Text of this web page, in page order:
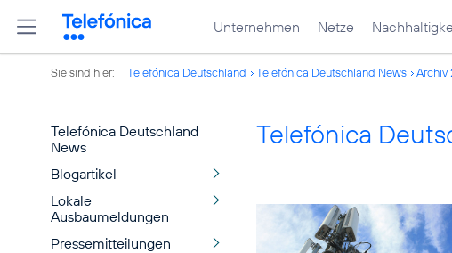
Unternehmen Netze
Sie sind hier: Telefónica Deutschland Telefónica Deutschland News Archiv
Telefónica Deutschland
News
Blogartikel
Lokale
Ausbaumeldungen
Pressemitteilungen
Telefónica